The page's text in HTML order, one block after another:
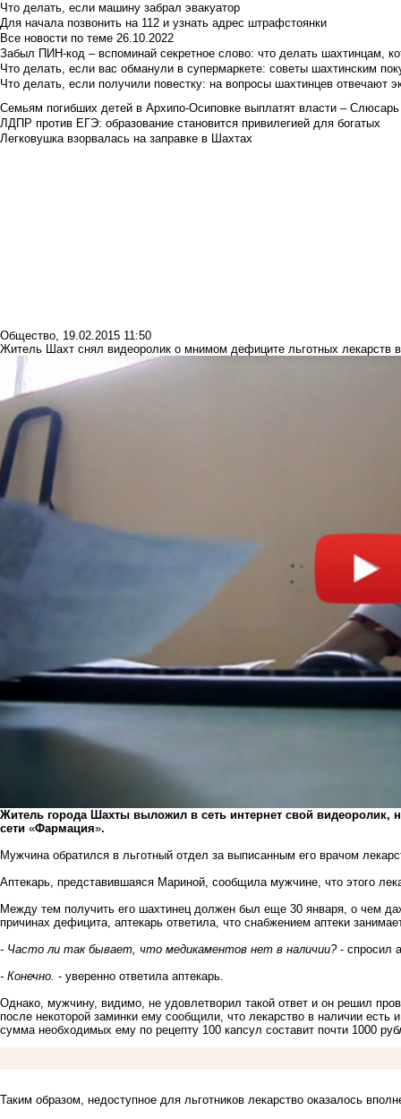
Что делать, если машину забрал эвакуатор
Для начала позвонить на 112 и узнать адрес штрафстоянки
Все новости по теме 26.10.2022
Забыл ПИН-код – вспоминай секретное слово: что делать шахтинцам,
Что делать, если вас обманули в супермаркете: советы шахтинским
Что делать, если получили повестку: на вопросы шахтинцев отвечают
Семьям погибших детей в Архипо-Осиповке выплатят власти – Слюсарь
ЛДПР против ЕГЭ: образование становится привилегией для богатых
Легковушка взорвалась на заправке в Шахтах
Общество, 19.02.2015 11:50
Житель Шахт снял видеоролик о мнимом дефиците льготных лекарств в
Житель города Шахты выложил в сеть интернет свой видеоролик,
сети «Фармация».
Мужчина обратился в льготный отдел за выписанным его врачом
Аптекарь, представившаяся Мариной, сообщила мужчине, что этого
Между тем получить его шахтинец должен был еще 30 января, о чем
причинах дефицита, аптекарь ответила, что снабжением аптеки
- Часто ли так бывает, что медикаментов нет в наличии?- спросил
- Конечно. - уверенно ответила аптекарь.
Однако, мужчину, видимо, не удовлетворил такой ответ и он решил
после некоторой заминки ему сообщили, что лекарство в наличии
сумма необходимых ему по рецепту 100 капсул составит почти 1000
Таким образом, недоступное для льготников лекарство оказалось